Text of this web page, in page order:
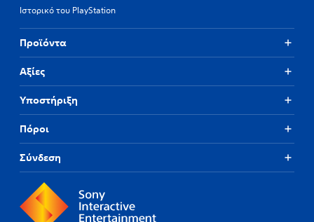
Ιστορικό του PlayStation
Προϊόντα
Αξίες
Υποστήριξη
Πόροι
Σύνδεση